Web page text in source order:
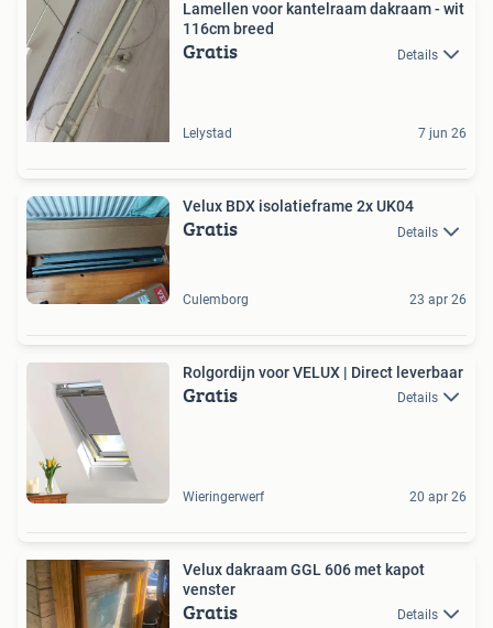
Lamellen voor kantelraam dakraam - wit
116cm breed
Gratis Details
Lelystad 7 jun 26
Velux BDX isolatieframe 2x UK04
Gratis Details
Culemborg 23 apr 26
Rolgordijn voor VELUX | Direct leverbaar
Gratis Details
Wieringerwerf 20 apr 26
Velux dakraam GGL 606 met kapot
venster
Gratis Details